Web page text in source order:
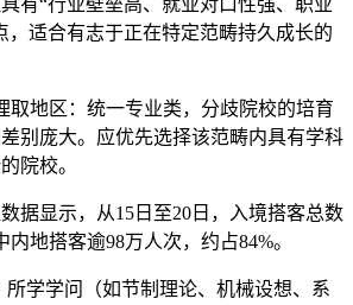
有“行业壁垒高、就业对口性强、职业
，适合有志于正在特定范畴持久成长的
地区：统一专业类，分歧院校的培育
别庞大。应优先选择该范畴内具有学科
院校。
显示，从15日至20日，入境搭客总数
地搭客逾98万人次，约占84%。
学学问（如节制理论、机械设想、系